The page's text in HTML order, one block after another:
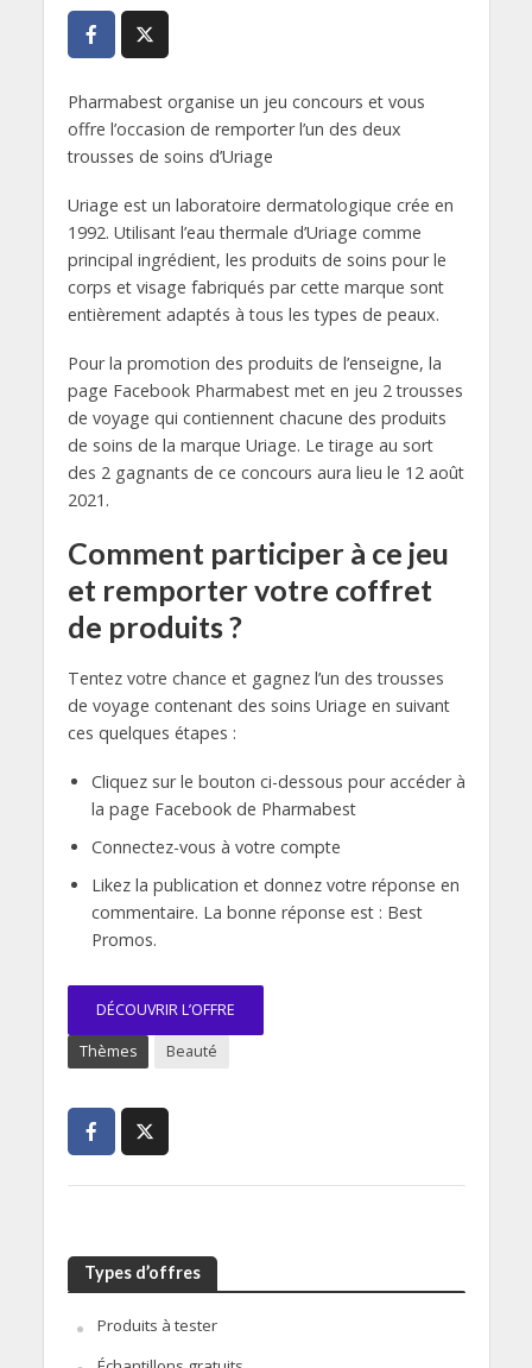
Pharmabest organise un jeu concours et vous
offre l’occasion de remporter l’un des deux
trousses de soins d’Uriage
Uriage est un laboratoire dermatologique crée en
1992. Utilisant l’eau thermale d’Uriage comme
principal ingrédient, les produits de soins pour le
corps et visage fabriqués par cette marque sont
entièrement adaptés à tous les types de peaux.
Pour la promotion des produits de l’enseigne, la
page Facebook Pharmabest met en jeu 2 trousses
de voyage qui contiennent chacune des produits
de soins de la marque Uriage. Le tirage au sort
des 2 gagnants de ce concours aura lieu le 12 août
2021.
Comment participer à ce jeu
et remporter votre coffret
de produits ?
Tentez votre chance et gagnez l’un des trousses
de voyage contenant des soins Uriage en suivant
ces quelques étapes :
Cliquez sur le bouton ci-dessous pour accéder à
la page Facebook de Pharmabest
Connectez-vous à votre compte
Likez la publication et donnez votre réponse en
commentaire. La bonne réponse est : Best
Promos.
DÉCOUVRIR L’OFFRE
Thèmes Beauté
Types d’offres
Produits à tester